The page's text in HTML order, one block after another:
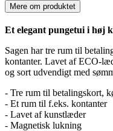
Mere om produktet
Et elegant pungetui i høj
Sagen har tre rum til
kontanter. Lavet af ECO-
og sort udvendigt med
- Tre rum til betalingskort,
- Et rum til f.eks. kontanter
- Lavet af kunstlæder
- Magnetisk lukning